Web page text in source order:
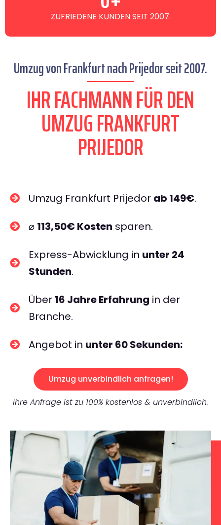
ZUFRIEDENE KUNDEN SEIT 2007.
Umzug von Frankfurt nach Prijedor seit 2007.
IHR FACHMANN FÜR DEN
UMZUG FRANKFURT
PRIJEDOR
Umzug Frankfurt Prijedor ab 149€.
⌀ 113,50€ Kosten sparen.
Express-Abwicklung in unter 24
Stunden.
Über 16 Jahre Erfahrung in der
Branche.
Angebot in unter 60 Sekunden:
Umzug unverbindlich anfragen!
Ihre Anfrage ist zu 100% kostenlos & unverbindlich.